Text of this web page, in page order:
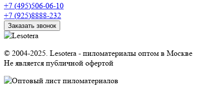
+7 (495)506-06-10
+7 (925)8888-232
Заказать звонок
© 2004-2025. Lesotera - пиломатериалы оптом в Москве
Не является публичной офертой